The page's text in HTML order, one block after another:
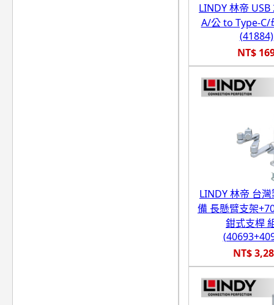
LINDY 林帝
A/公 to Type-C/
(41884)
NT$
LINDY 林帝 台
備 長懸臂支架
鉗式支桿
NT$